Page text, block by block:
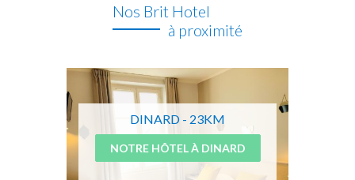
Nos Brit Hotel
à proximité
DINARD - 23KM
NOTRE HÔTEL À DINARD